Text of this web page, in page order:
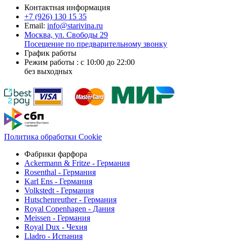
Контактная информация
+7 (926) 130 15 35
Email: info@starivina.ru
Москва, ул. Свободы 29
Посещение по предварительному звонку
График работы
Режим работы : с 10:00 до 22:00
без выходных
Политика обработки Cookie
Фабрики фарфора
Ackermann & Fritze - Германия
Rosenthal - Германия
Karl Ens - Германия
Volkstedt - Германия
Hutschenreuther - Германия
Royal Copenhagen - Дания
Meissen - Германия
Royal Dux - Чехия
Lladro - Испания